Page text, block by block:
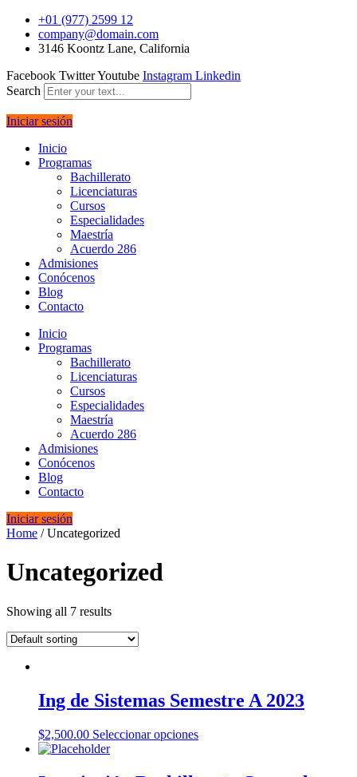
+01 (977) 2599 12
company@domain.com
3146 Koontz Lane, California
Facebook TwitterYoutube Instagram Linkedin
Search
Iniciar sesión
Inicio
Programas
Bachillerato
Licenciaturas
Cursos
Especialidades
Maestría
Acuerdo 286
Admisiones
Conócenos
Blog
Contacto
Inicio
Programas
Bachillerato
Licenciaturas
Cursos
Especialidades
Maestría
Acuerdo 286
Admisiones
Conócenos
Blog
Contacto
Iniciar sesión
Home / Uncategorized
Uncategorized
Showing all 7 results
Ing de Sistemas Semestre A 2023
$2,500.00 Seleccionar opciones